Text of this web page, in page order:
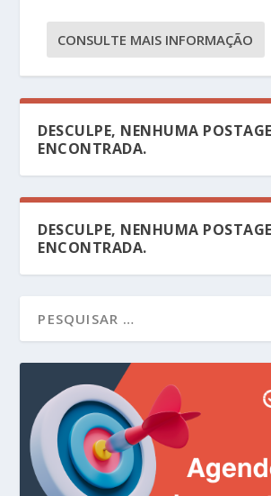
CONSULTE MAIS INFORMAÇÃO
DESCULPE, NENHUMA
ENCONTRADA.
DESCULPE, NENHUMA
ENCONTRADA.